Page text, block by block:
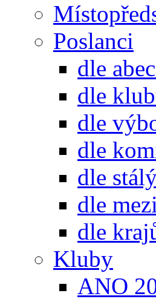
Poslanci
dle
dle
dle
dle
dle
dle
dle
Kluby
ANO